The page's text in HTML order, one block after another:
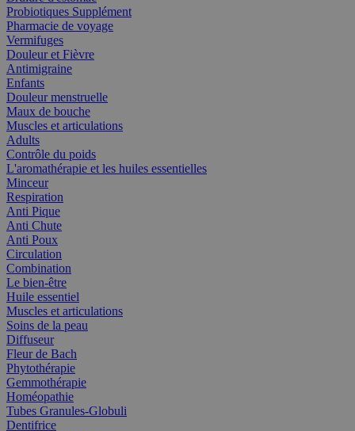
Probiotiques Supplément
Pharmacie de voyage
Vermifuges
Douleur et Fièvre
Antimigraine
Enfants
Douleur menstruelle
Maux de bouche
Muscles et articulations
Adults
Contrôle du poids
L'aromathérapie et les huiles essentielles
Minceur
Respiration
Anti Pique
Anti Chute
Anti Poux
Circulation
Combination
Le bien-être
Huile essentiel
Muscles et articulations
Soins de la peau
Diffuseur
Fleur de Bach
Phytothérapie
Gemmothérapie
Homéopathie
Tubes Granules-Globuli
Dentifrice